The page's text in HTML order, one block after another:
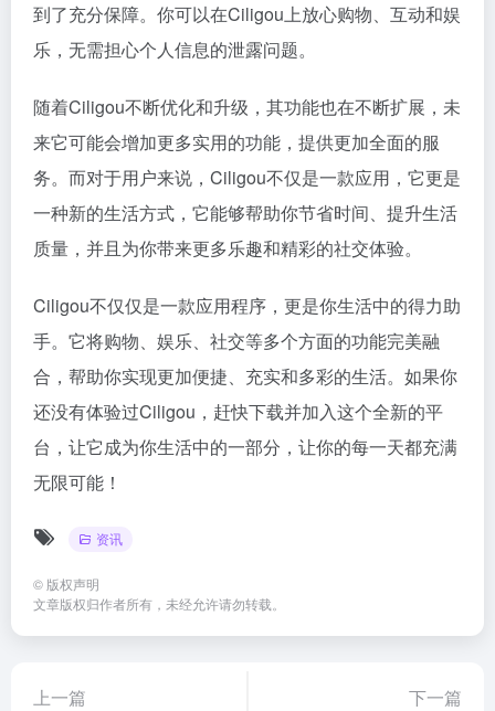
到了充分保障。你可以在Ciligou上放心购物、互动和娱
乐，无需担心个人信息的泄露问题。
随着Ciligou不断优化和升级，其功能也在不断扩展，未
来它可能会增加更多实用的功能，提供更加全面的服
务。而对于用户来说，Ciligou不仅是一款应用，它更是
一种新的生活方式，它能够帮助你节省时间、提升生活
质量，并且为你带来更多乐趣和精彩的社交体验。
Ciligou不仅仅是一款应用程序，更是你生活中的得力助
手。它将购物、娱乐、社交等多个方面的功能完美融
合，帮助你实现更加便捷、充实和多彩的生活。如果你
还没有体验过Ciligou，赶快下载并加入这个全新的平
台，让它成为你生活中的一部分，让你的每一天都充满
无限可能！
资讯
© 版权声明
文章版权归作者所有，未经允许请勿转载。
上一篇 下一篇